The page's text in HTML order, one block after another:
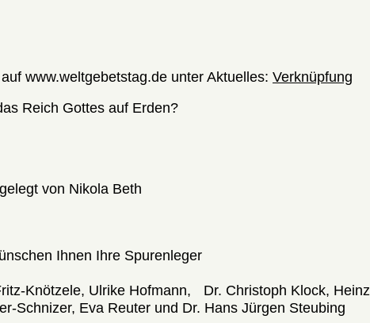
www.weltgebetstag.de unter Aktuelles: Verknüpfung
Reich Gottes auf Erden?
von Nikola Beth
Ihnen Ihre Spurenleger
Knötzele, Ulrike Hofmann, Dr. Christoph Klock, Heinz
Schnizer, Eva Reuter und Dr. Hans Jürgen Steubing